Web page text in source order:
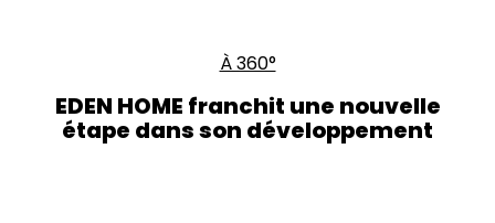
À 360°
EDEN HOME franchit une nouvelle
étape dans son développement